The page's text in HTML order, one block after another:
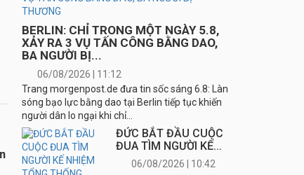
ĐỨC BÁO ĐỘNG AN NINH: Phát hiện...
05/08/2026 | 23:15
Viet-bao.de trân trọng cám ơn sự ủng hộ của
quý đọc giả cùng các doanh nghiệp - tổ chức
trong và ngoài nước.
TIN QUÊ HƯƠNG